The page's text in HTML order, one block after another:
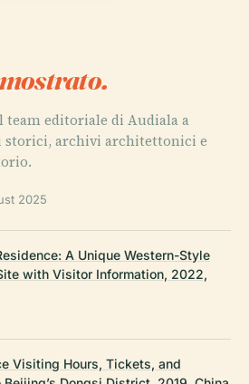
team editoriale di Audiala a
storici, archivi architettonici e
2025
A Unique Western-Style
with Visitor Information, 2022,
Visiting Hours, Tickets, and